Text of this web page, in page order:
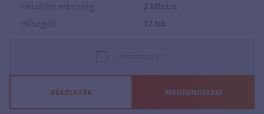
Feltöltési sebesség
2 Mbit/s
Hűségidő
12 hó
RÉSZLETEK MEGRENDELEM